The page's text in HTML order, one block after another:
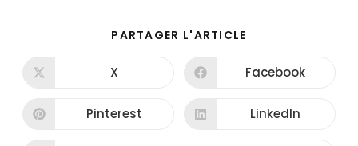
PARTAGER L'ARTICLE
CONTENU
Ouvrir
autre
fenêtre
X Ouvrir
autre
fenêtre
Facebook
Ouvrir
Pinterest Ouvrir
LinkedIn